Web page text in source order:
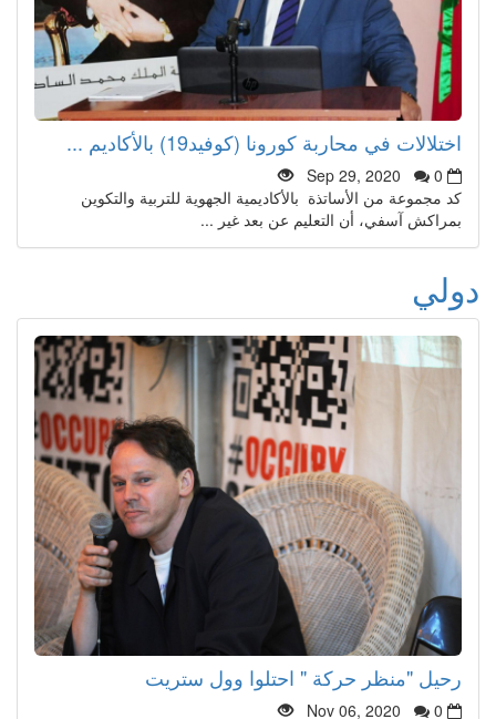
اختلالات في محاربة كورونا (كوفيد19) بالأكاديم ...
Sep 29, 2020
0
كد مجموعة من الأساتذة بالأكاديمية الجهوية للتربية والتكوين
بمراكش آسفي، أن التعليم عن بعد غير ...
دولي
رحيل "منظر حركة " احتلوا وول ستريت
Nov 06, 2020 0